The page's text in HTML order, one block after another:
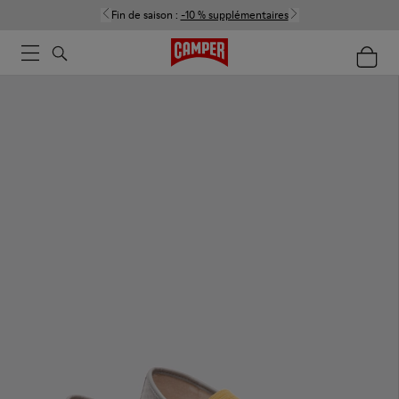
Fin de saison : -10 % supplémentaires